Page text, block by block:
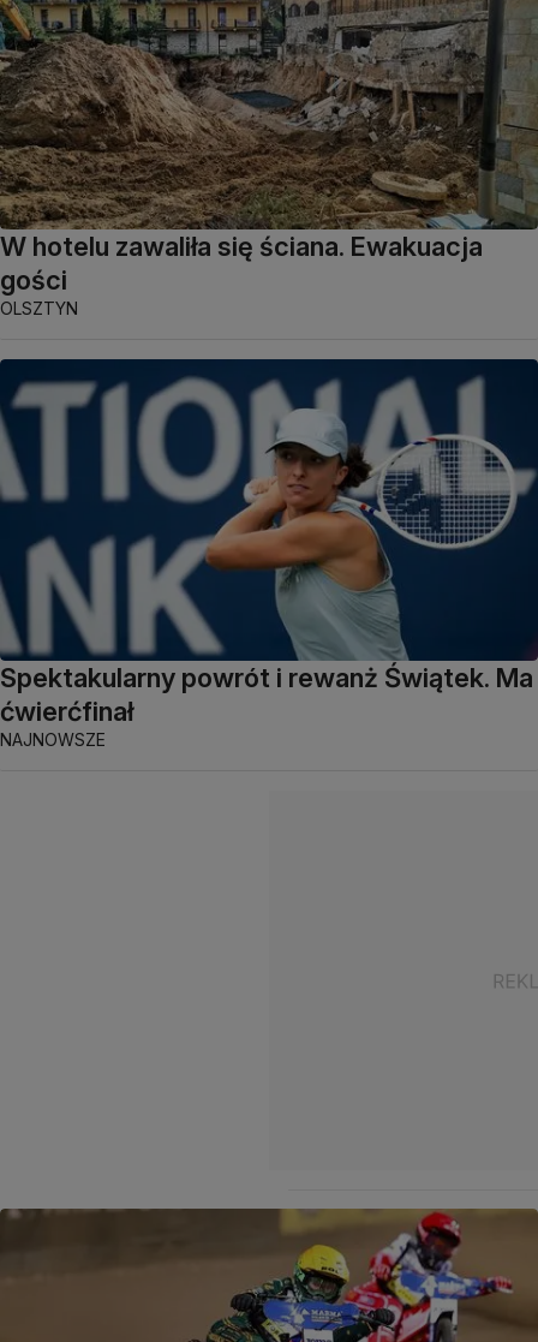
W hotelu zawaliła się ściana. Ewakuacja
gości
OLSZTYN
Spektakularny powrót i rewanż Świątek. Ma
ćwierćfinał
NAJNOWSZE